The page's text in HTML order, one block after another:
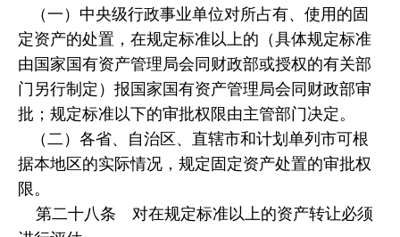
（一）中央级行政事业单位对所占有、使用的固
定资产的处置，在规定标准以上的（具体规定标准
由国家国有资产管理局会同财政部或授权的有关部
门另行制定）报国家国有资产管理局会同财政部审
批；规定标准以下的审批权限由主管部门决定。
（二）各省、自治区、直辖市和计划单列市可根
据本地区的实际情况，规定固定资产处置的审批权
限。
第二十八条 对在规定标准以上的资产转让必须